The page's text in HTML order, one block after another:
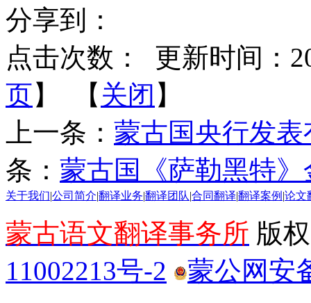
分享到：
点击次数：
更新时间：
页】 【 关闭 】
上一条： 蒙古国央行发
条： 蒙古国《萨勒黑特
关于我们 公司简介 翻译业务 翻译团队 合同翻译 翻译案例 论文
蒙古语文翻译事务所 版
11002213号-2
蒙公网安